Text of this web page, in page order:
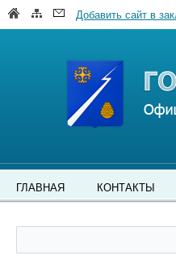
Добавить сайт в
ГЛАВНАЯ КОНТАКТЫ